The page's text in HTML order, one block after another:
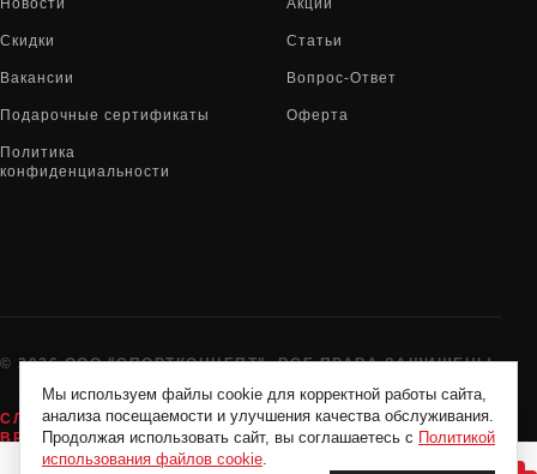
Новости Акции
Скидки Статьи
Вакансии Вопрос-Ответ
Подарочные сертификаты Оферта
Политика
конфиденциальности
© 2026 ООО "СПОРТКОНЦЕПТ". ВСЕ ПРАВА ЗАЩИЩЕНЫ
СЛУЖБА ПОДДЕРЖКИ:8-800-775-72-05
ВРЕМЯ РАБОТЫ:
10:00 - 19:00 ЕЖЕДНЕВНО
Мы используем файлы cookie для корректной работы сайта,
анализа посещаемости и улучшения качества обслуживания.
Продолжая использовать сайт, вы соглашаетесь с Политикой
использования файлов cookie.